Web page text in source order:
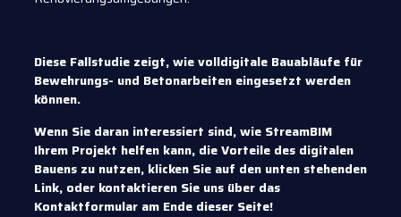
Diese Fallstudie zeigt, wie volldigitale Bauabläufe für
Bewehrungs- und Betonarbeiten eingesetzt werden
können.
Wenn Sie daran interessiert sind, wie StreamBIM
Ihrem Projekt helfen kann, die Vorteile des digitalen
Bauens zu nutzen, klicken Sie auf den unten stehenden
Link, oder kontaktieren Sie uns über das
Kontaktformular am Ende dieser Seite!